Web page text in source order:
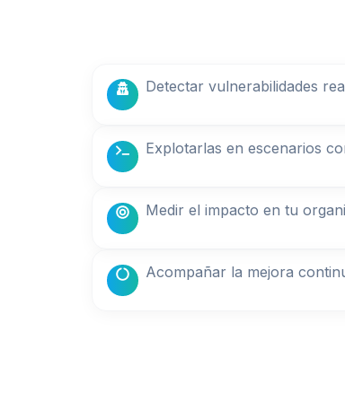
Detectar vulnerabilidades
Explotarlas en escenarios
Medir el impacto en tu
Acompañar la mejora